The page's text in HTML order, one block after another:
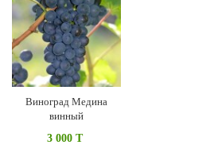
Виноград Медина
винный
3 000 T